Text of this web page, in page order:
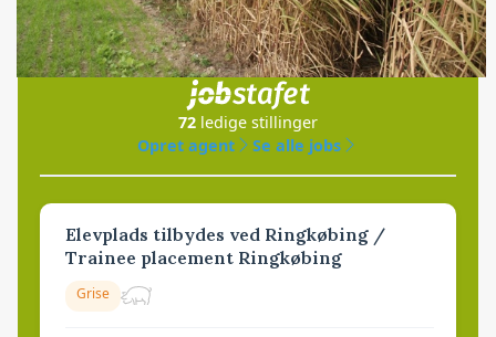
Jobs
i samarbejde med
72 ledige stillinger
Opret agent
Se alle jobs
Elevplads tilbydes ved Ringkøbing /
Trainee placement Ringkøbing
Grise